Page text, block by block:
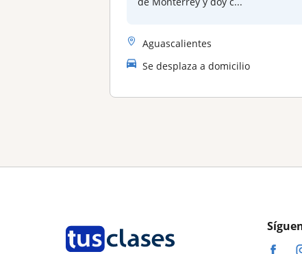
Aguascalientes
Se desplaza a domicilio